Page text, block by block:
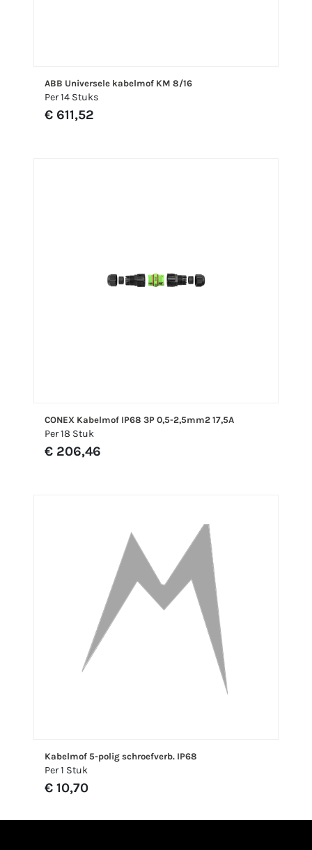
ABB Universele kabelmof KM 8/16
Per 14 Stuks
€ 611,52
CONEX Kabelmof IP68 3P 0,5-2,5mm2 17,5A
Per 18 Stuk
€ 206,46
Kabelmof 5-polig schroefverb. IP68
Per 1 Stuk
€ 10,70